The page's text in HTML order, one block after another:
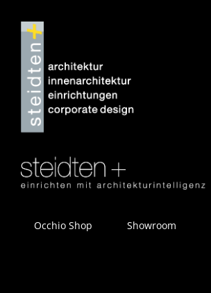
Inhalt
springen
Occhio Shop Showroom